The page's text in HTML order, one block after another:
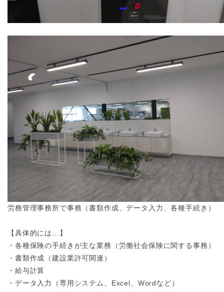
労務管理事務所で事務（書類作成、データ入力、各種手続き）
【具体的には…】
・各種保険の手続きが主な業務（労働社会保険に関する事務）
・書類作成（建設業許可関連）
・給与計算
・データ入力（専用システム、Excel、Wordなど）